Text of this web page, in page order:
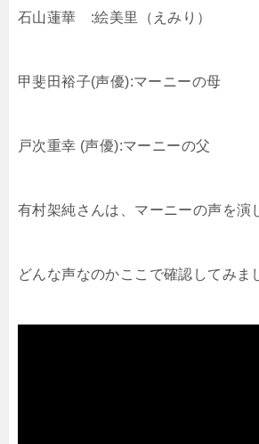
石山蓮華 :絵美里（えみり）
甲斐田裕子(声優):マーニーの母
戸次重幸 (声優):マーニーの父
有村架純さんは、マーニーの声を演
どんな声なのかここで確認してみま